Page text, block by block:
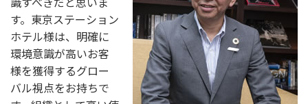
す。東京ステーション
ホテル様は、明確に
環境意識が高いお客
様を獲得するグロー
バル視点をお持ちで